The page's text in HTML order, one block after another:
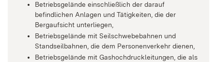
Betriebsgelände einschließlich der darauf
befindlichen Anlagen und Tätigkeiten, die der
Bergaufsicht unterliegen,
Betriebsgelände mit Seilschwebebahnen und
Standseilbahnen, die dem Personenverkehr dienen,
Betriebsgelände mit Gashochdruckleitungen, die als